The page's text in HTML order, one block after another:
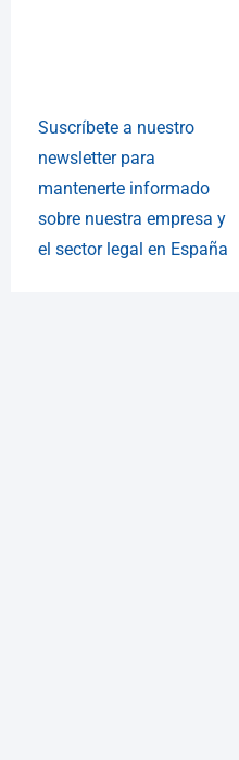
Suscríbete a nuestro
newsletter para
mantenerte informado
sobre nuestra empresa y
el sector legal en España